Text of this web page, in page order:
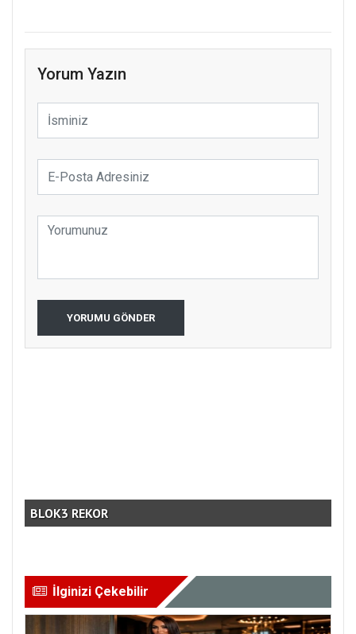
Yorum Yazın
YORUMU GÖNDER
BLOK3 REKOR
İlginizi Çekebilir